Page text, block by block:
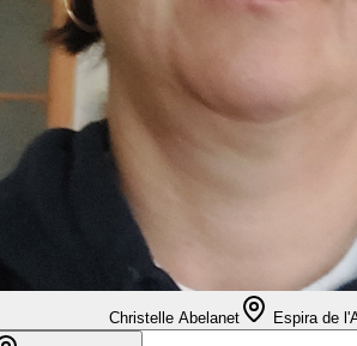
Christelle Abelanet Espira de